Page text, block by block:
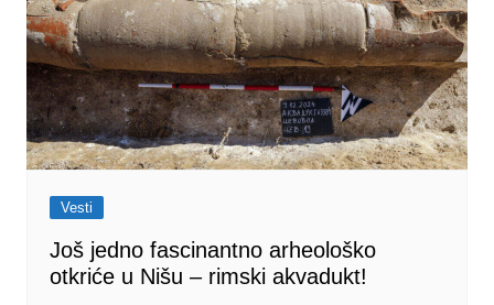
Vesti
Još jedno fascinantno arheološko
otkriće u Nišu – rimski akvadukt!